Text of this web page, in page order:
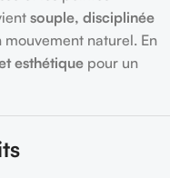
souple, disciplinée
mouvement naturel. En
esthétique pour un